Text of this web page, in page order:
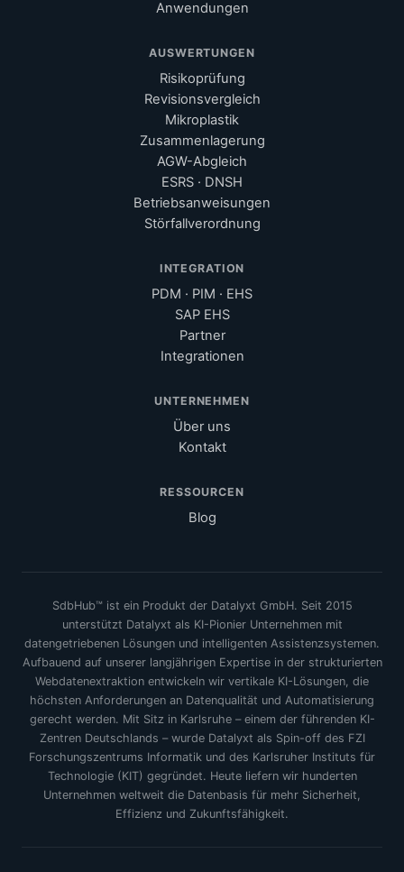
Anwendungen
AUSWERTUNGEN
Risikoprüfung
Revisionsvergleich
Mikroplastik
Zusammenlagerung
AGW-Abgleich
ESRS · DNSH
Betriebsanweisungen
Störfallverordnung
INTEGRATION
PDM · PIM · EHS
SAP EHS
Partner
Integrationen
UNTERNEHMEN
Über uns
Kontakt
RESSOURCEN
Blog
SdbHub™ ist ein Produkt der Datalyxt GmbH. Seit 2015
unterstützt Datalyxt als KI-Pionier Unternehmen mit
datengetriebenen Lösungen und intelligenten Assistenzsystemen.
Aufbauend auf unserer langjährigen Expertise in der strukturierten
Webdatenextraktion entwickeln wir vertikale KI-Lösungen, die
höchsten Anforderungen an Datenqualität und Automatisierung
gerecht werden. Mit Sitz in Karlsruhe – einem der führenden KI-
Zentren Deutschlands – wurde Datalyxt als Spin-off des FZI
Forschungszentrums Informatik und des Karlsruher Instituts für
Technologie (KIT) gegründet. Heute liefern wir hunderten
Unternehmen weltweit die Datenbasis für mehr Sicherheit,
Effizienz und Zukunftsfähigkeit.